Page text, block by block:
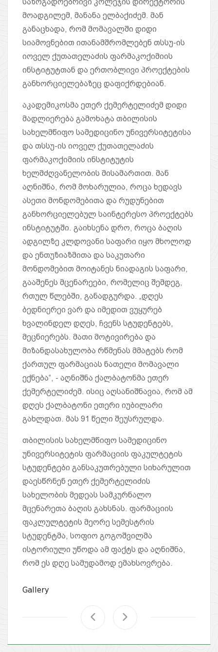
საზოგადოებრივი კოლეჯის დირექტორის
მოადგილემ, მანანა ელბაქიძემ. მან
განაცხადა, რომ მომავალში დიდი
სიამოვნებით ითანამშრომლებენ თსსუ-ის
იოველ ქუთათელაძის ფარმაკოქიმიის
ინსტიტუტთან და ერთობლივი პროექტების
განხორციელებაზეც დაფიქრდებიან.
აკადემიკოსმა ეთერ ქემერტელიძემ დიდი
მადლიერება გამოხატა თბილისის
სახელმწიფო სამედიცინო უნივერსიტეტისა
და თსსუ-ის იოველ ქუთათელაძის
ფარმაკოქიმიის ინსტიტუტის
ხელმძღვანელობის მისამართით. მან
აღნიშნა, რომ მოხარულია, როცა ხედავს
ასეთი მონდომებითა და რუდუნებით
განხორციელებულ საინტერესო პროექტებს
ინსტიტუტში. გაიხსენა დრო, როცა ბაღის
ადგილზე კლდოვანი საფარი იყო მხოლოდ
და ენთუზიაზმითა და საკუთარი
მონდომებით მოიტანეს ნიადაგის საფარი,
გააშენეს მცენარეები, რომელიც შემდეგ,
რთულ წლებში, განადგურდა. „დღეს
ბედნიერეი ვარ და იმედით ვუყურებ
ხვალინდელ დღეს, ჩვენს სტუდენტებს,
მეცნიერებს. მათი მოტივირება და
მიზანდასახულობა რწმენას მმატებს რომ
ქართულ ფარმაციას ნათელი მომავალი
ექნება“, - აღნიშნა ქალბატონმა ეთერ
ქემერტელიძემ. ისიც აღსანიშნავია, რომ ამ
დღეს ქალბატონი ეთერი იუბილარი
გახლდათ. მას 91 წელი შეუსრულდა.
თბილისის სახელმწიფო სამედიცინო
უნივერსიტეტის ფარმაციის ფაკულტეტის
სტუდენტები განსაკუთრებული სიხარულით
დაესწრნენ ეთერ ქემერტელიძის
სახელობის მედეას სამკურნალო
მცენარეთა ბაღის გახსნას. ფარმაციის
ფაკლულტეტის მეორე სემესტრის
სტუდენტმა, სოფიო გოგოშვილმა
ისტორიული უწოდა ამ ფაქტს და აღნიშნა,
რომ ეს დღე სამუდამოდ ემახსოვრება.
Gallery